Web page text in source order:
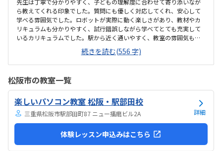
先生は丁寧で分かりやすく、子どもの理解度に合わせて寄り添いなが
ら教えてくれる印象でした。質問にも優しく対応してくれ、安心して
学べる雰囲気でした。ロボットが実際に動く楽しさがあり、教材やカ
リキュラムも分かりやすく、試行錯誤しながら学べてとても充実して
いるカリキュラムでした。駅から近く通いやすく、教室の雰囲気も明
るく安心して通えました。教室は明るく学びやすい雰囲気でしたが、
共同のトイレが和式のみしかなく、娘が和式トイレを使えないため設
備面がもう少し配慮されていると安心して通えると感じました。料金
ラムやサポート面を考えると納得できる価格で、安心して続けられる
と感じました。教室は明るく安心でき、子どもが楽しそうに取り組む
姿が親として嬉しかったです。特にロボットが動いた瞬間の笑顔が印
象的で、意欲的に学べる環境だと感じました。教室自体...
続きを読む(556 字)
松阪市の教室一覧
楽しいパソコン教室 松阪・駅部田校
三重県松阪市駅部田町87 ニュー播磨ビル2A 詳細
体験レッスン申込みはこちら